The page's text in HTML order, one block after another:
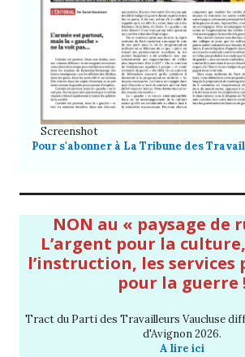
Screenshot
Pour s'abonner à La Tribune des
NON au « paysage de
L’argent pour la
l’instruction, les services
pour la guerre !
Tract du Parti des Travailleurs Vaucluse
d'Avignon 2026.
A lire ici